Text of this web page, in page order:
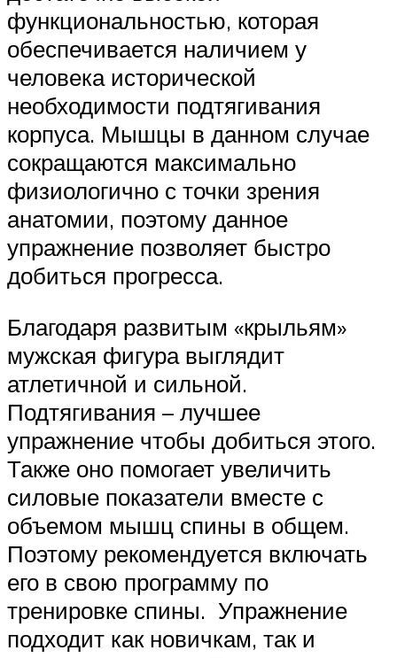
функциональностью, которая
обеспечивается наличием у
человека исторической
необходимости подтягивания
корпуса. Мышцы в данном случае
сокращаются максимально
физиологично с точки зрения
анатомии, поэтому данное
упражнение позволяет быстро
добиться прогресса.
Благодаря развитым «крыльям»
мужская фигура выглядит
атлетичной и сильной.
Подтягивания – лучшее
упражнение чтобы добиться этого.
Также оно помогает увеличить
силовые показатели вместе с
объемом мышц спины в общем.
Поэтому рекомендуется включать
его в свою программу по
тренировке спины. Упражнение
подходит как новичкам, так и